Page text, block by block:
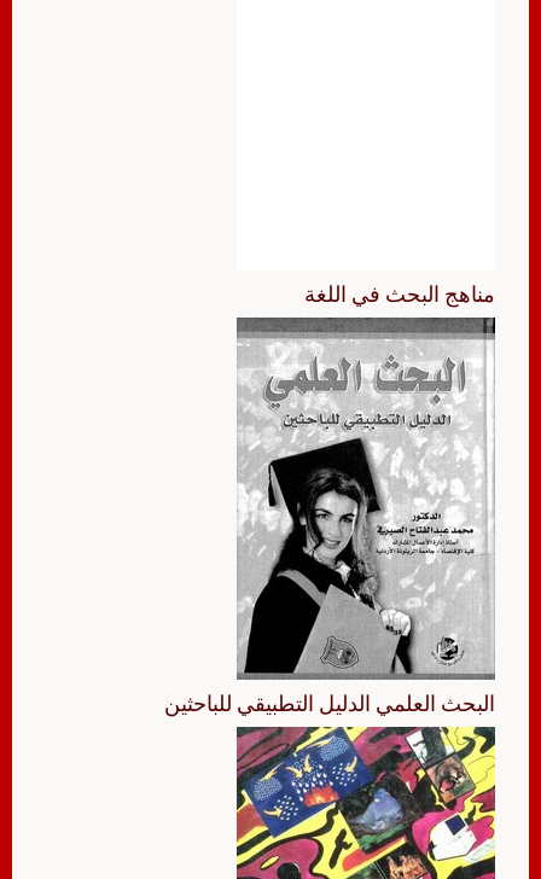
مناهج البحث في اللغة
البحث العلمي الدليل التطبيقي للباحثين